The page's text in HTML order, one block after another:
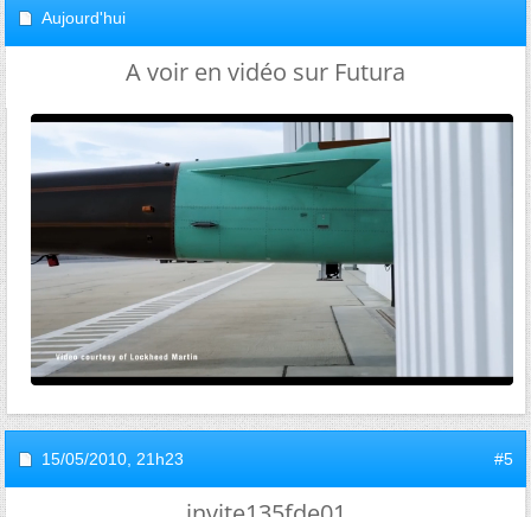
Aujourd'hui
A voir en vidéo sur Futura
15/05/2010, 21h23 #5